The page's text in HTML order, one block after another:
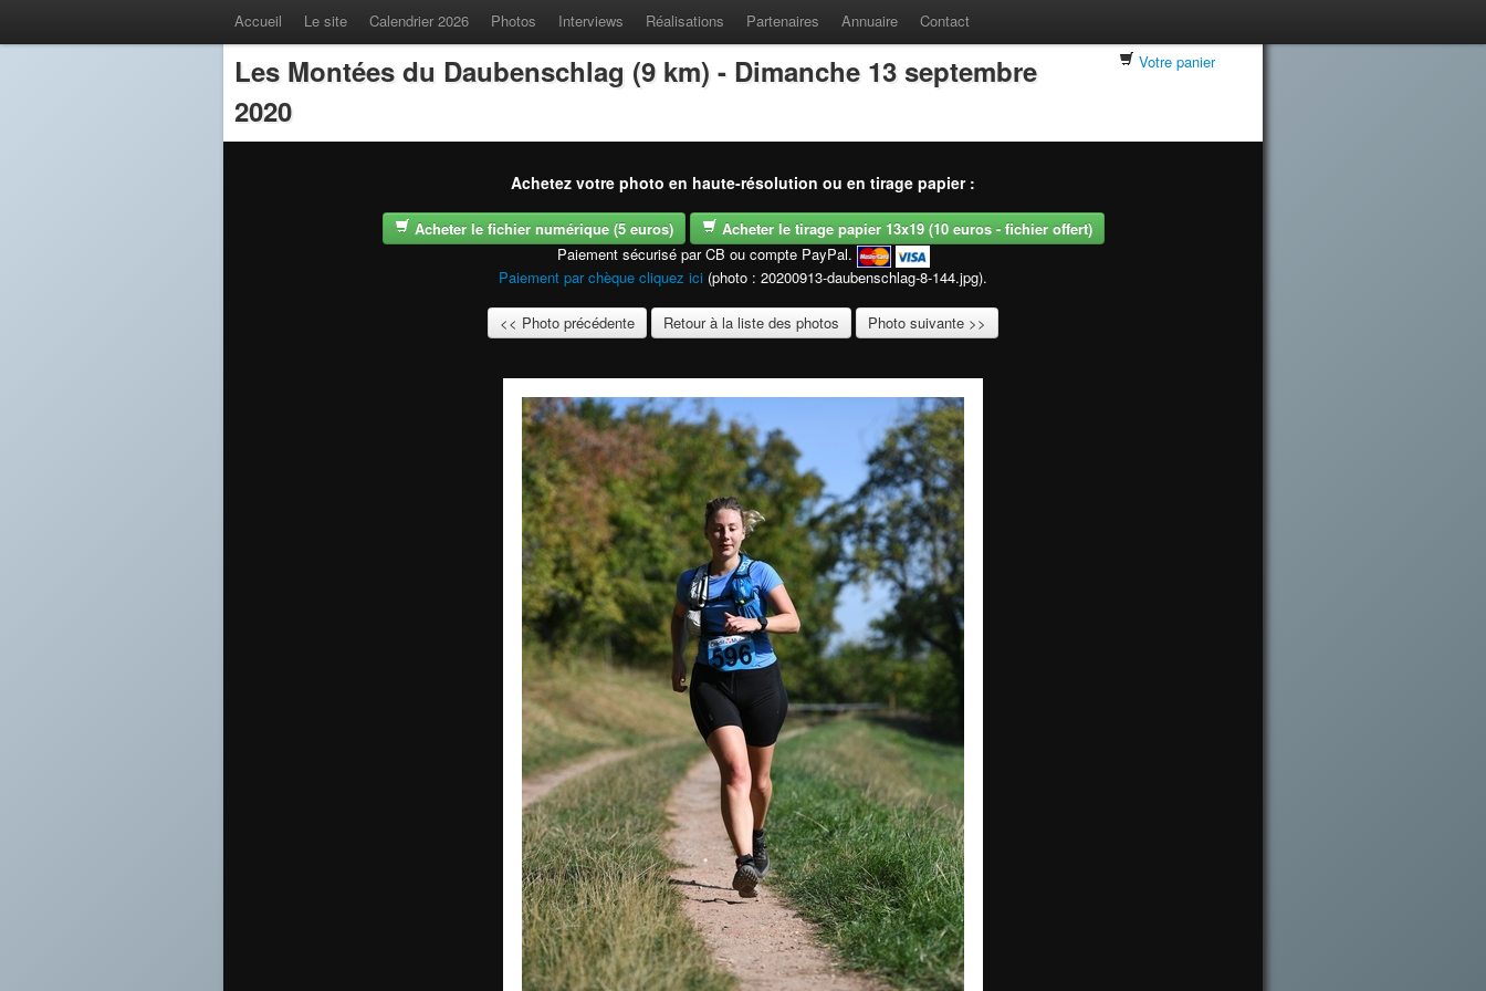
Accueil Le site Calendrier 2026 Photos Interviews Réalisations Partenaires Annuaire Contact
Les Montées du Daubenschlag (9 km) - Dimanche 13 septembre
2020
Votre panier
Achetez votre photo en haute-résolution ou en tirage papier :
Acheter le fichier numérique (5 euros)
Acheter le tirage papier 13x19 (10 euros - fichier offert)
Paiement sécurisé par CB ou compte PayPal.
Paiement par chèque cliquez ici (photo : 20200913-daubenschlag-8-144.jpg).
<< Photo précédente Retour à la liste des photos Photo suivante >>